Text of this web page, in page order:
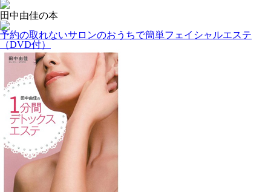
田中由佳の本
予約の取れないサロンのおうちで簡単フェイシャルエステ
（DVD付）